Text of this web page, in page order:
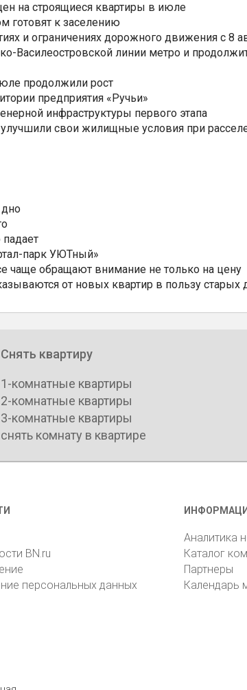
на строящиеся квартиры в июле
готовят к заселению
и ограничениях дорожного движения с 8
Василеостровской линии метро и
продолжили рост
предприятия «Ручьи»
инфраструктуры первого этапа
свои жилищные условия при
падает
парк УЮТный»
чаще обращают внимание не только на цену
от новых квартир в пользу старых
Снять квартиру
1-комнатные квартиры
2-комнатные квартиры
3-комнатные квартиры
снять комнату в квартире
BN.ru
персональных данных
Аналитика
Каталог
Партнеры
Календарь